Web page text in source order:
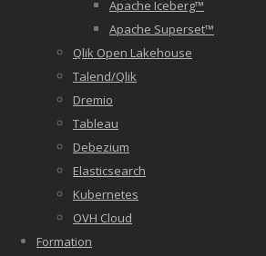
Apache Iceberg™
Apache Superset™
Qlik Open Lakehouse
Talend/Qlik
Dremio
Tableau
Debezium
Elasticsearch
Kubernetes
OVH Cloud
Formation